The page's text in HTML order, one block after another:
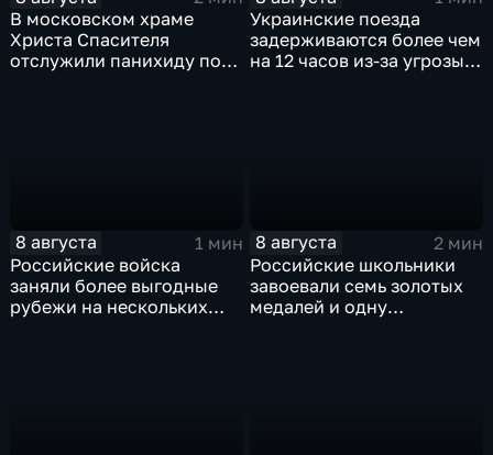
В московском храме
Христа Спасителя
отслужили панихиду по
Украинские поезда
задерживаются более чем
на 12 часов из-за угрозы
8 августа
1 мин
Российские войска
заняли более выгодные
рубежи на нескольких
8 августа
2 мин
Российские школьники
завоевали семь золотых
медалей и одну